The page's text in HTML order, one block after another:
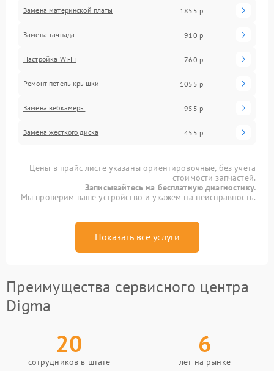
Замена материнской платы 1855 р
Замена тачпада 910 р
Настройка Wi-Fi 760 р
Ремонт петель крышки 1055 р
Замена вебкамеры 955 р
Замена жесткого диска 455 р
Цены в прайс-листе указаны ориентировочные, без учета
стоимости запчастей.
Записывайтесь на бесплатную диагностику.
Мы проверим ваше устройство и укажем на неисправность.
Показать все услуги
Преимущества сервисного центра
Digma
20
сотрудников в штате
6
лет на рынке